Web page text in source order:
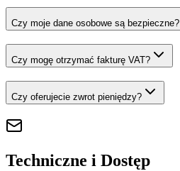
Czy moje dane osobowe są bezpieczne?
Czy mogę otrzymać fakturę VAT?
Czy oferujecie zwrot pieniędzy?
Techniczne i Dostęp